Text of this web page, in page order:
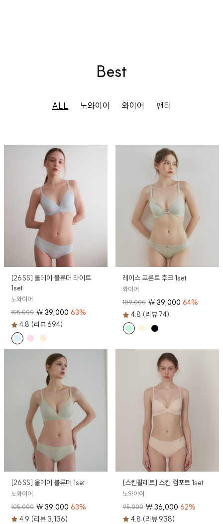
Best
ALL 노와이어 와이어 팬티
[26SS] 올데이 볼류머 라이트
1set
노와이어
105,000 ₩39,000 63%
4.8 (리뷰 694)
레이스 프론트 후크 1set
와이어
109,000 ₩39,000 64%
4.8 (리뷰 74)
[26SS] 올데이 볼류머 1set
노와이어
105,000 ₩39,000 63%
4.9 (리뷰 3,136)
[스킨팔레트] 스킨 컴포트 1set
노와이어
95,000 ₩36,000 62%
4.8 (리뷰 938)